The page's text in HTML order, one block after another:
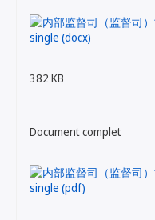
382 KB
Document complet